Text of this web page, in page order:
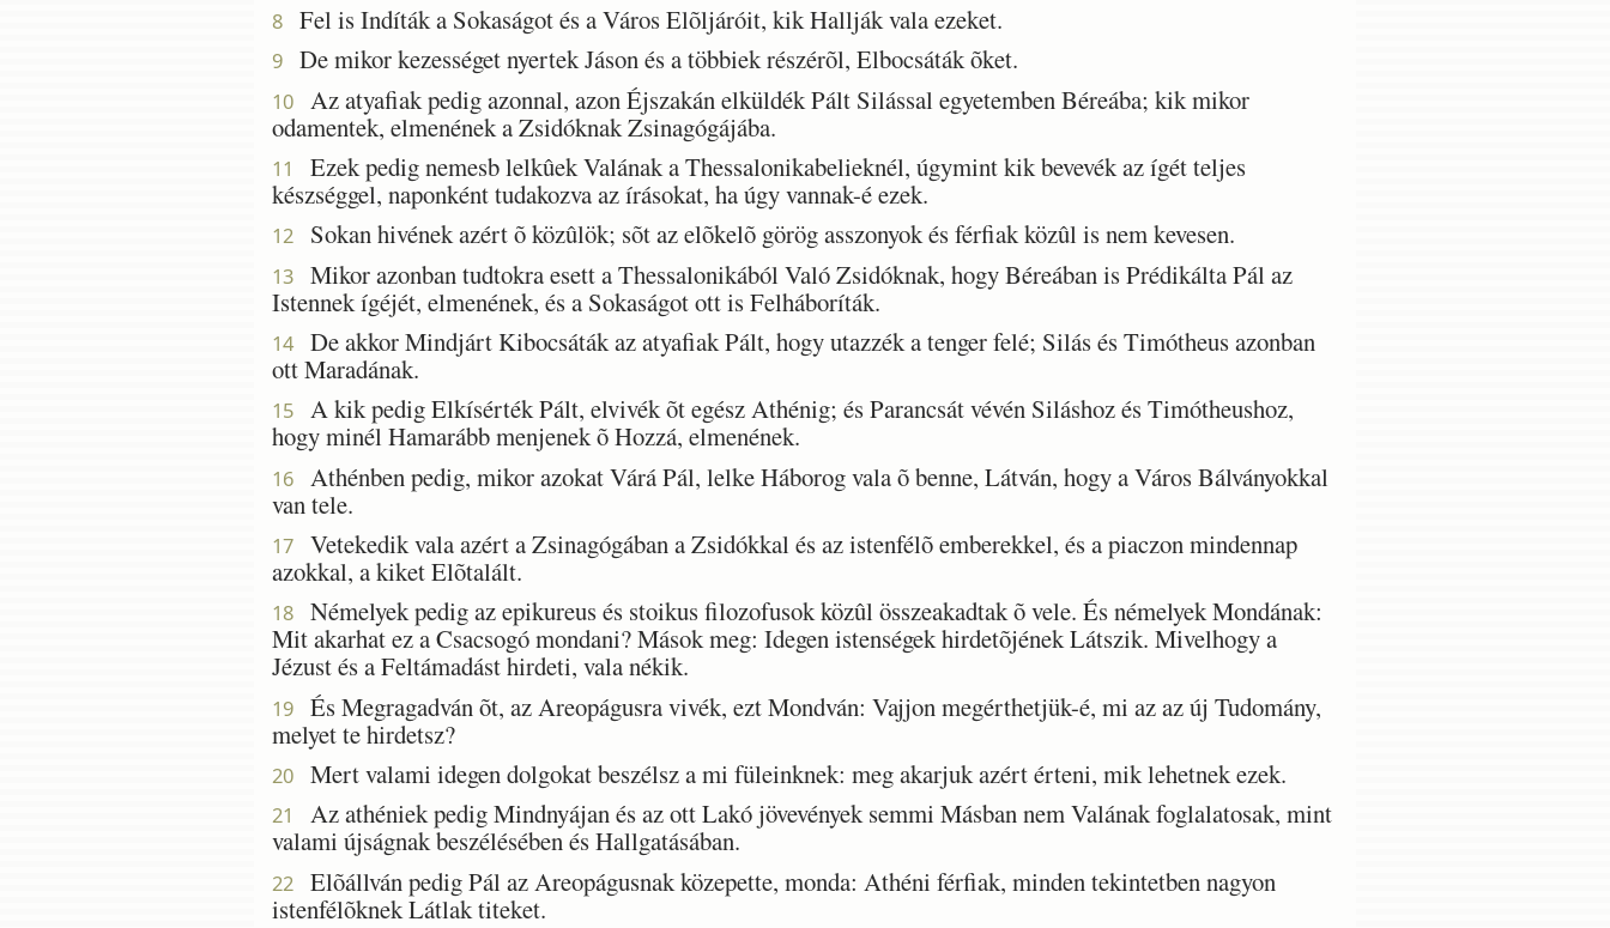
8 Fel is Indíták a Sokaságot és a Város Elõljáróit, kik Hallják vala ezeket.
9 De mikor kezességet nyertek Jáson és a többiek részérõl, Elbocsáták õket.
10
Az atyafiak pedig azonnal, azon Éjszakán elküldék Pált Silással egyetemben Béreába; kik mikor
odamentek, elmenének a Zsidóknak Zsinagógájába.
11
Ezek pedig nemesb lelkûek Valának a Thessalonikabelieknél, úgymint kik bevevék az ígét teljes
készséggel, naponként tudakozva az írásokat, ha úgy vannak-é ezek.
12 Sokan hivének azért õ közûlök; sõt az elõkelõ görög asszonyok és férfiak közûl is nem kevesen.
13
Mikor azonban tudtokra esett a Thessalonikából Való Zsidóknak, hogy Béreában is Prédikálta Pál az
Istennek ígéjét, elmenének, és a Sokaságot ott is Felháboríták.
14
De akkor Mindjárt Kibocsáták az atyafiak Pált, hogy utazzék a tenger felé; Silás és Timótheus azonban
ott Maradának.
15
A kik pedig Elkísérték Pált, elvivék õt egész Athénig; és Parancsát vévén Siláshoz és Timótheushoz,
hogy minél Hamarább menjenek õ Hozzá, elmenének.
16
Athénben pedig, mikor azokat Várá Pál, lelke Háborog vala õ benne, Látván, hogy a Város Bálványokkal
van tele.
17
Vetekedik vala azért a Zsinagógában a Zsidókkal és az istenfélõ emberekkel, és a piaczon mindennap
azokkal, a kiket Elõtalált.
18
Némelyek pedig az epikureus és stoikus filozofusok közûl összeakadtak õ vele. És némelyek Mondának:
Mit akarhat ez a Csacsogó mondani? Mások meg: Idegen istenségek hirdetõjének Látszik. Mivelhogy a
Jézust és a Feltámadást hirdeti, vala nékik.
19
És Megragadván õt, az Areopágusra vivék, ezt Mondván: Vajjon megérthetjük-é, mi az az új Tudomány,
melyet te hirdetsz?
20 Mert valami idegen dolgokat beszélsz a mi füleinknek: meg akarjuk azért érteni, mik lehetnek ezek.
21
Az athéniek pedig Mindnyájan és az ott Lakó jövevények semmi Másban nem Valának foglalatosak, mint
valami újságnak beszélésében és Hallgatásában.
22
Elõállván pedig Pál az Areopágusnak közepette, monda: Athéni férfiak, minden tekintetben nagyon
istenfélõknek Látlak titeket.